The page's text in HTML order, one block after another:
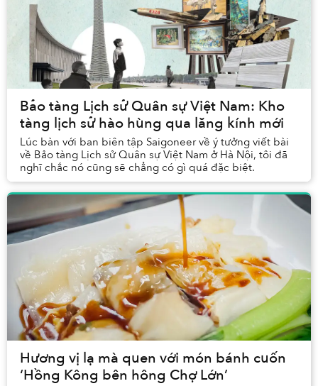
Bảo tàng Lịch sử Quân sự Việt Nam: Kho
tàng lịch sử hào hùng qua lăng kính mới
Lúc bàn với ban biên tập Saigoneer về ý tưởng viết bài
về Bảo tàng Lịch sử Quân sự Việt Nam ở Hà Nội, tôi đã
nghĩ chắc nó cũng sẽ chẳng có gì quá đặc biệt.
Hương vị lạ mà quen với món bánh cuốn
‘Hồng Kông bên hông Chợ Lớn’